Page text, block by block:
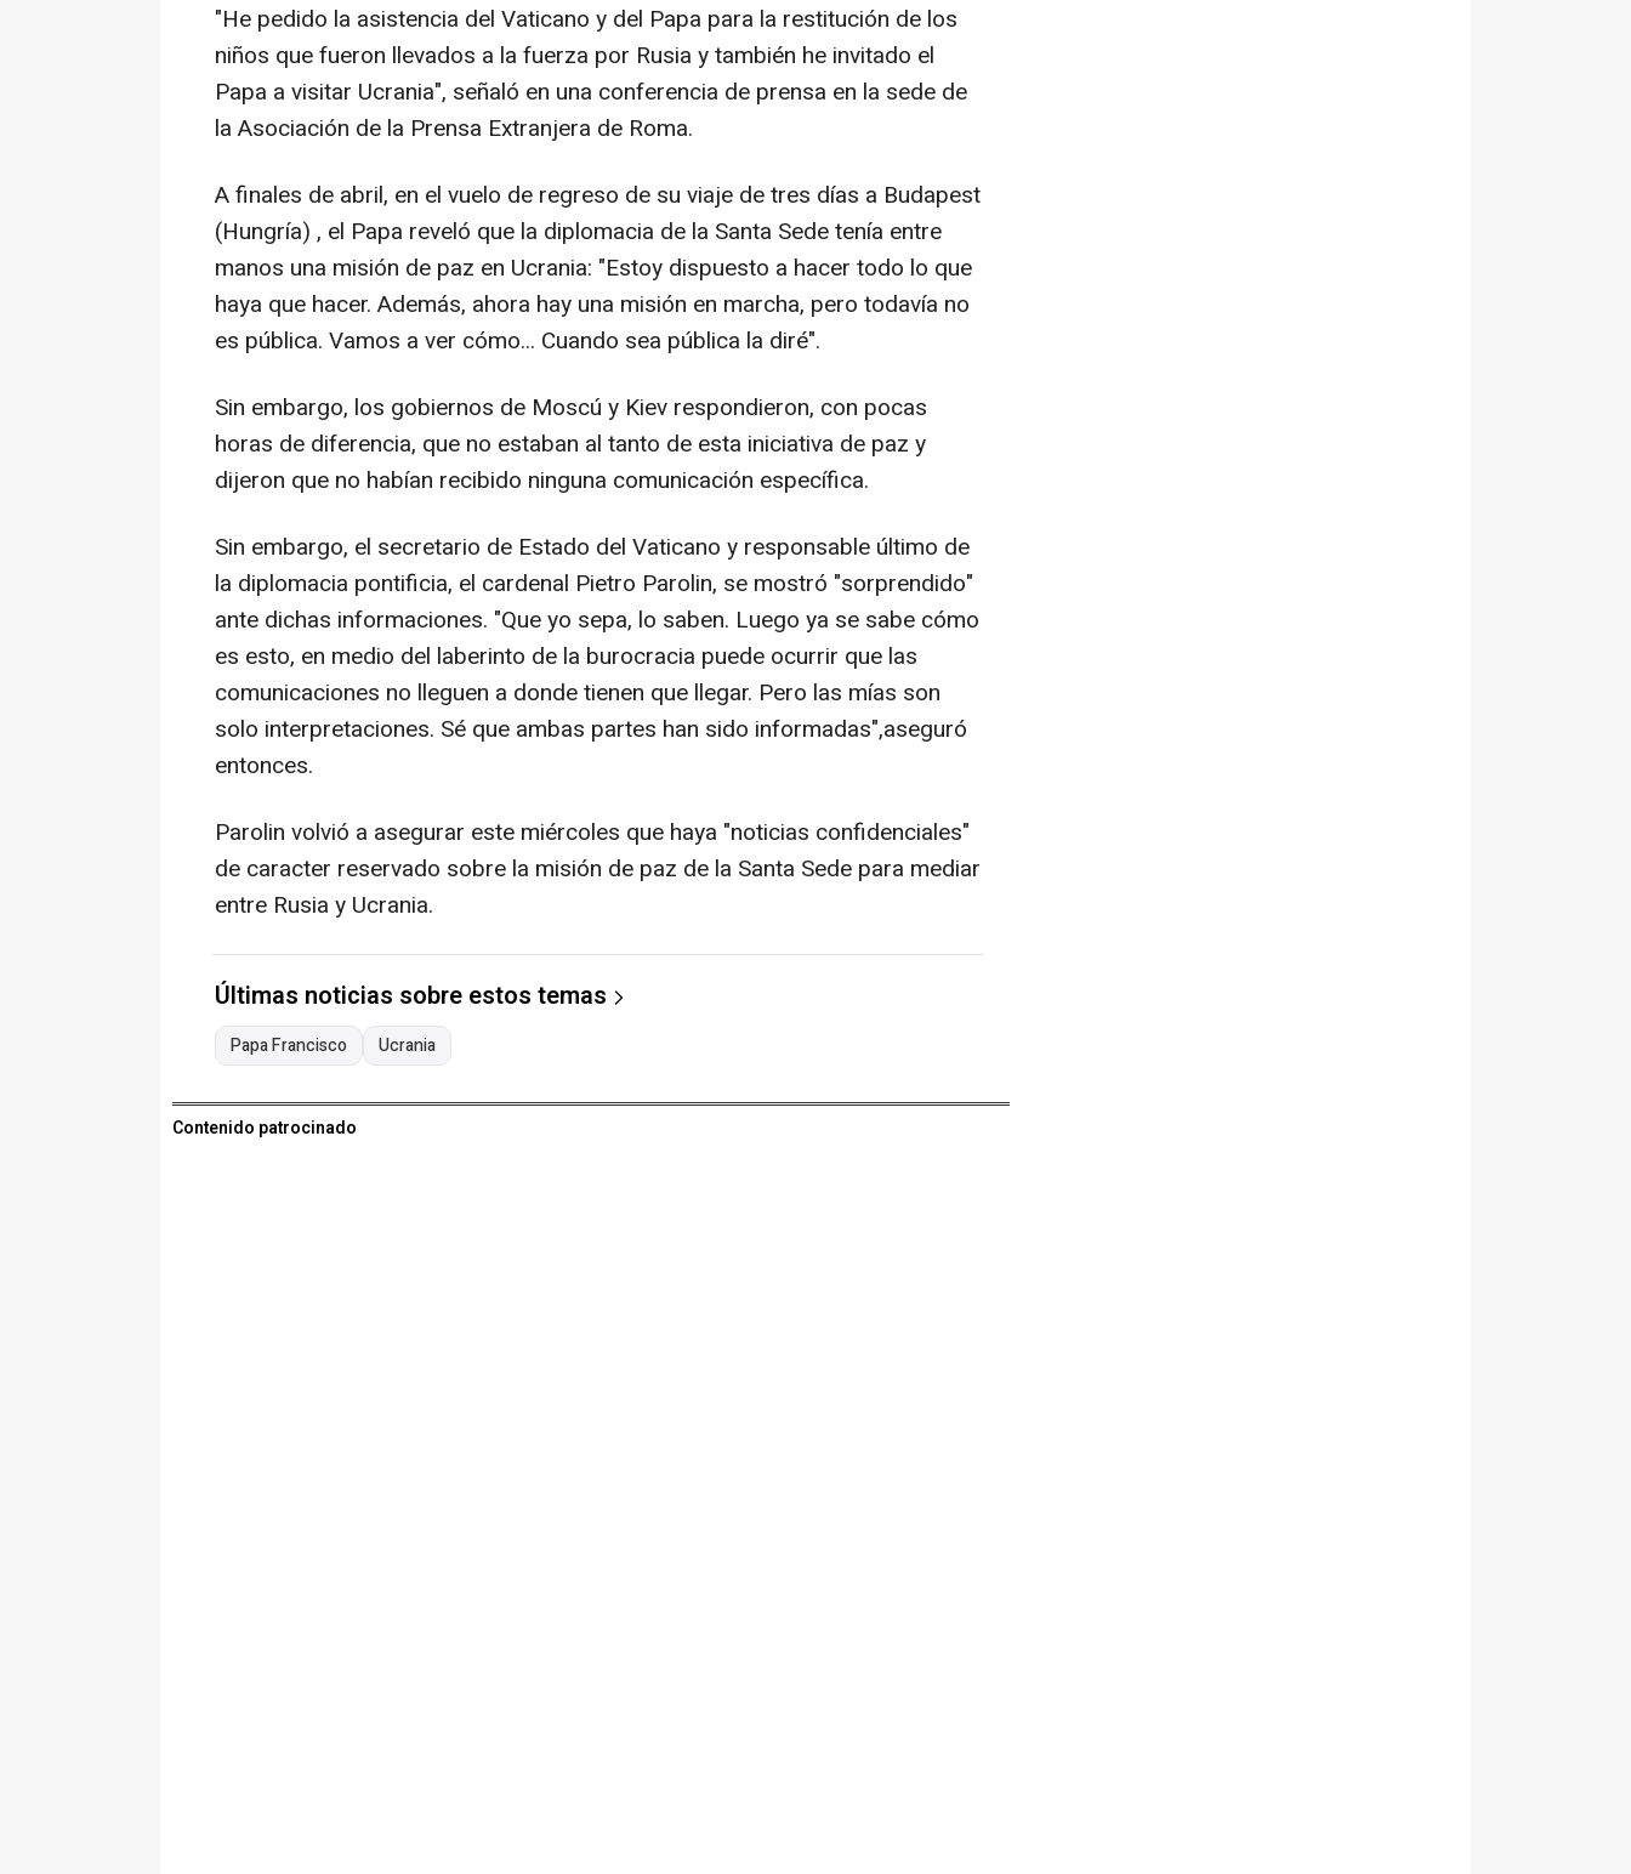
"He pedido la asistencia del Vaticano y del Papa para la restitución de los
niños que fueron llevados a la fuerza por Rusia y también he invitado el
Papa a visitar Ucrania", señaló en una conferencia de prensa en la sede de
la Asociación de la Prensa Extranjera de Roma.
A finales de abril, en el vuelo de regreso de su viaje de tres días a Budapest
(Hungría) , el Papa reveló que la diplomacia de la Santa Sede tenía entre
manos una misión de paz en Ucrania: "Estoy dispuesto a hacer todo lo que
haya que hacer. Además, ahora hay una misión en marcha, pero todavía no
es pública. Vamos a ver cómo... Cuando sea pública la diré".
Sin embargo, los gobiernos de Moscú y Kiev respondieron, con pocas
horas de diferencia, que no estaban al tanto de esta iniciativa de paz y
dijeron que no habían recibido ninguna comunicación específica.
Sin embargo, el secretario de Estado del Vaticano y responsable último de
la diplomacia pontificia, el cardenal Pietro Parolin, se mostró "sorprendido"
ante dichas informaciones. "Que yo sepa, lo saben. Luego ya se sabe cómo
es esto, en medio del laberinto de la burocracia puede ocurrir que las
comunicaciones no lleguen a donde tienen que llegar. Pero las mías son
solo interpretaciones. Sé que ambas partes han sido informadas",aseguró
entonces.
Parolin volvió a asegurar este miércoles que haya "noticias confidenciales"
de caracter reservado sobre la misión de paz de la Santa Sede para mediar
entre Rusia y Ucrania.
Últimas noticias sobre estos temas
Papa Francisco Ucrania
Contenido patrocinado